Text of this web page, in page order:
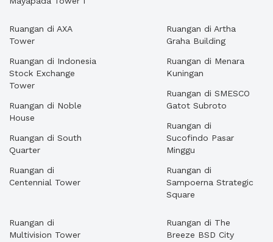
Ruangan di AXA
Tower
Ruangan di Indonesia
Stock Exchange
Tower
Ruangan di Noble
House
Ruangan di South
Quarter
Ruangan di
Centennial Tower
Ruangan di Artha
Graha Building
Ruangan di Menara
Kuningan
Ruangan di SMESCO
Gatot Subroto
Ruangan di
Sucofindo Pasar
Minggu
Ruangan di
Sampoerna Strategic
Square
Ruangan di
Multivision Tower
Ruangan di The
Breeze BSD City